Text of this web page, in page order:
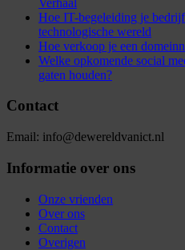
Hoe IT-begeleiding je
technologische wereld
Hoe verkoop je een
Welke opkomende social
gaten houden?
Contact
Email: info@dewereldvanict.nl
Informatie over ons
Onze vrienden
Over ons
Contact
Overigen